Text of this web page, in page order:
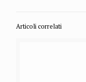
Articoli correlati